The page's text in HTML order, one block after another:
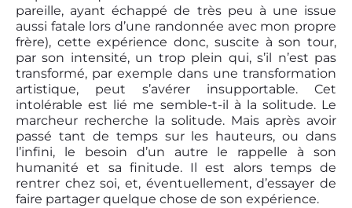
pareille, ayant échappé de très peu à une issue
aussi fatale lors d’une randonnée avec mon propre
frère), cette expérience donc, suscite à son tour,
par son intensité, un trop plein qui, s’il n’est pas
transformé, par exemple dans une transformation
artistique, peut s’avérer insupportable. Cet
intolérable est lié me semble-t-il à la solitude. Le
marcheur recherche la solitude. Mais après avoir
passé tant de temps sur les hauteurs, ou dans
l’infini, le besoin d’un autre le rappelle à son
humanité et sa finitude. Il est alors temps de
rentrer chez soi, et, éventuellement, d’essayer de
faire partager quelque chose de son expérience.